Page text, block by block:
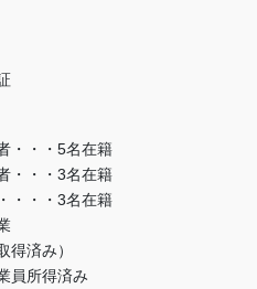
・・・5名在籍
・・・3名在籍
・・・3名在籍
済み）
員所得済み